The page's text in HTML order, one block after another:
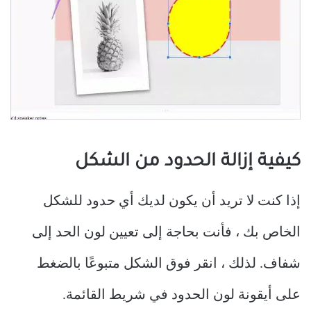
كيفية إزالة الحدود من الشكل
إذا كنت لا تريد أن يكون لديك أي حدود للشكل
الخاص بك ، فأنت بحاجة إلى تعيين لون الحد إلى
شفاف. لذلك ، انقر فوق الشكل متبوعًا بالضغط
على أيقونة لون الحدود في شريط القائمة.